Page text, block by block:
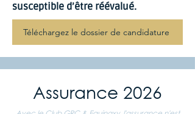
susceptible d’être réévalué.
Téléchargez le dossier de candidature
Assurance 2026